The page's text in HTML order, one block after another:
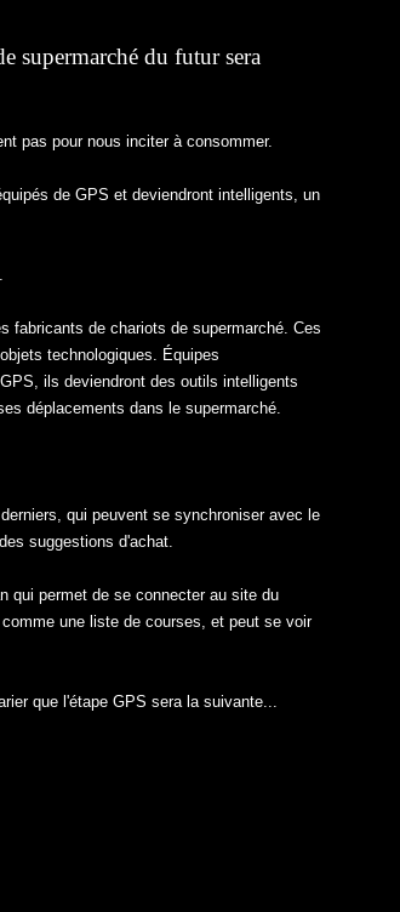
supermarché du futur sera
pas pour nous inciter à consommer.
de GPS et deviendront intelligents, un
fabricants de chariots de supermarché. Ces
technologiques. Équipes
ils deviendront des outils intelligents
déplacements dans le supermarché.
qui peuvent se synchroniser avec le
suggestions d'achat.
qui permet de se connecter au site du
une liste de courses, et peut se voir
que l'étape GPS sera la suivante...